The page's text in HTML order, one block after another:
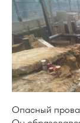
Опасный